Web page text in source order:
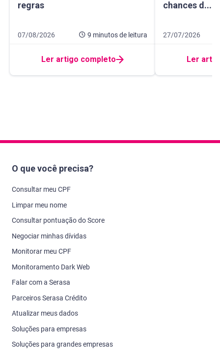
regras
Data de publicação 7 de agosto de 2026
07/08/2026 9 minutosde leitura
9 minutos de leitura
Ler artigo completo
chances d...
Data de
27/07/2026
11 minutos de
Ler
O que você precisa?
Consultar meu CPF
Limpar meu nome
Consultar pontuação do Score
Negociar minhas dívidas
Monitorar meu CPF
Monitoramento Dark Web
Falar com a Serasa
Parceiros Serasa Crédito
Atualizar meus dados
Soluções para empresas
Soluções para grandes empresas